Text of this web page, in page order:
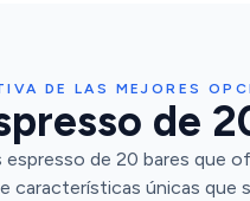
DE LAS MEJORES
de
de 20 bares que
características únicas que